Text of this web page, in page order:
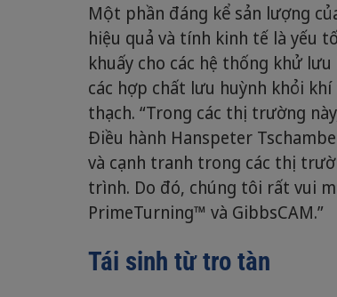
Một phần đáng kể sản lượng
hiệu quả và tính kinh tế là yếu
khuấy cho các hệ thống khử
các hợp chất lưu huỳnh khỏi
thạch. “Trong các thị trường
Điều hành Hanspeter
và cạnh tranh trong các thị
trình. Do đó, chúng tôi rất vui
PrimeTurning™ và GibbsCAM.”
Tái sinh từ tro tàn